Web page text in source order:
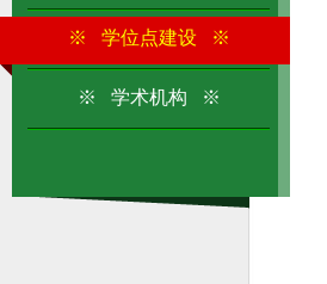
※ 学位点建设 ※
※ 学术机构 ※